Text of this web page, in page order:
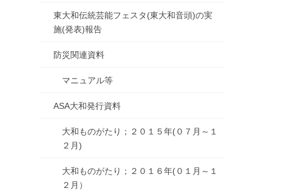
東大和伝統芸能フェスタ(東大和音頭)の実
施(発表)報告
防災関連資料
マニュアル等
ASA大和発行資料
大和ものがたり；２０１５年(０７月～１
２月)
大和ものがたり；２０１６年(０１月～１
２月）